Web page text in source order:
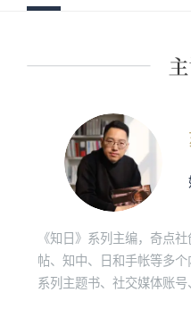
《知日》系列主编，奇点
帖、知中、日和手帐等多
系列主题书、社交媒体账号